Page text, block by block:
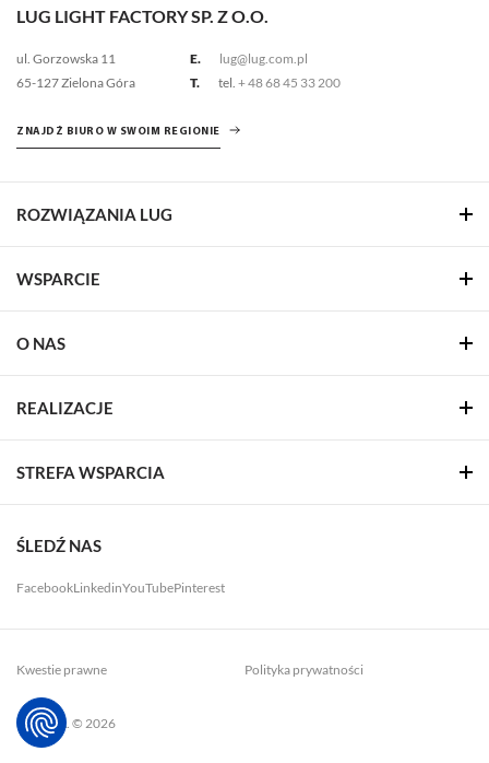
LUG LIGHT FACTORY SP. Z O.O.
ul. Gorzowska 11
65-127 Zielona Góra
E.
lug@lug.com.pl
T.
tel. + 48 68 45 33 200
ZNAJDŹ BIURO W SWOIM REGIONIE
ROZWIĄZANIA LUG
WSPARCIE
O NAS
REALIZACJE
STREFA WSPARCIA
ŚLEDŹ NAS
FacebookLinkedinYouTubePinterest
LUG. S.A. © 2026
Kwestie prawne Polityka prywatności